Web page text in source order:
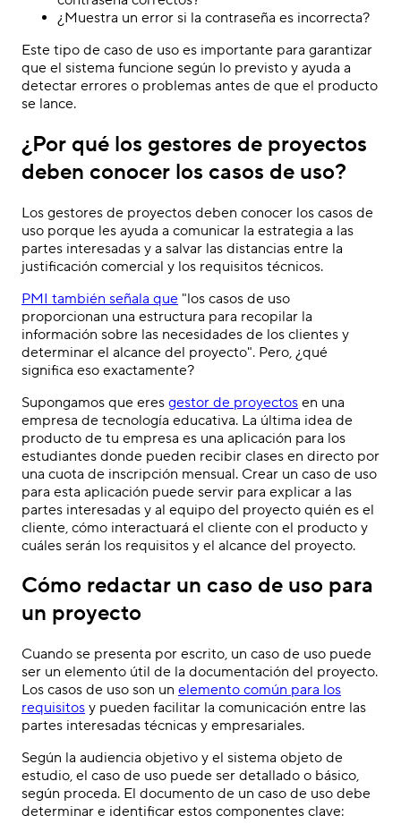
¿Muestra un error si la contraseña es incorrecta?
Este tipo de caso de uso es importante para garantizar
que el sistema funcione según lo previsto y ayuda a
detectar errores o problemas antes de que el producto
se lance.
¿Por qué los gestores de proyectos
deben conocer los casos de uso?
Los gestores de proyectos deben conocer los casos de
uso porque les ayuda a comunicar la estrategia a las
partes interesadas y a salvar las distancias entre la
justificación comercial y los requisitos técnicos.
PMI también señala que "los casos de uso
proporcionan una estructura para recopilar la
información sobre las necesidades de los clientes y
determinar el alcance del proyecto". Pero, ¿qué
significa eso exactamente?
Supongamos que eres gestor de proyectos en una
empresa de tecnología educativa. La última idea de
producto de tu empresa es una aplicación para los
estudiantes donde pueden recibir clases en directo por
una cuota de inscripción mensual. Crear un caso de uso
para esta aplicación puede servir para explicar a las
partes interesadas y al equipo del proyecto quién es el
cliente, cómo interactuará el cliente con el producto y
cuáles serán los requisitos y el alcance del proyecto.
Cómo redactar un caso de uso para
un proyecto
Cuando se presenta por escrito, un caso de uso puede
ser un elemento útil de la documentación del proyecto.
Los casos de uso son un elemento común para los
requisitos y pueden facilitar la comunicación entre las
partes interesadas técnicas y empresariales.
Según la audiencia objetivo y el sistema objeto de
estudio, el caso de uso puede ser detallado o básico,
según proceda. El documento de un caso de uso debe
determinar e identificar estos componentes clave: